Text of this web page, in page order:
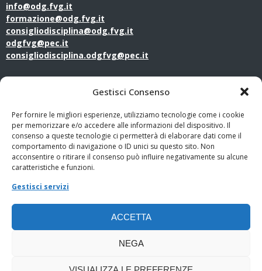
Gestisci Consenso
Per fornire le migliori esperienze, utilizziamo tecnologie come i cookie
per memorizzare e/o accedere alle informazioni del dispositivo. Il
consenso a queste tecnologie ci permetterà di elaborare dati come il
comportamento di navigazione o ID unici su questo sito. Non
acconsentire o ritirare il consenso può influire negativamente su alcune
caratteristiche e funzioni.
Gestisci servizi
ACCETTA
NEGA
info@odg.fvg.it
formazione@odg.fvg.it
consigliodisciplina@odg.fvg.it
odgfvg@pec.it
consigliodisciplina.odgfvg@pec.it
Privacy Policy
PagoPA
Cookie Policy